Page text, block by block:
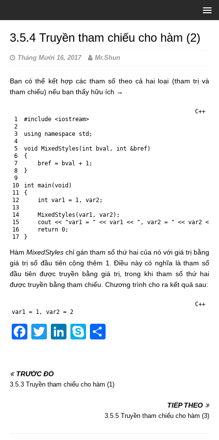
3.5.4 Truyền tham chiếu cho hàm (2)
Tháng Mười 16, 2017 Mr.Shun
Bạn có thể kết hợp các tham số theo cả hai loại (tham trị và
tham chiếu) nếu bạn thấy hữu ích →
C++
1
2
3
4
5
6
7
8
9
10
11
12
13
14
15
16
17
#include <iostream>
using namespace std ;
void MixedStyles ( int bval , int &bref)
{
bref = bval + 1;
}
int main(void )
{
int var1 = 1, var2;
MixedStyles (var1, var2) ;
cout << "var1 = " << var1 << ", var2 = " << var2 <<
return 0;
}
Hàm MixedStyles chỉ gán tham số thứ hai của nó với giá trị bằng
giá trị số đầu tiên cộng thêm 1. Điều này có nghĩa là tham số
đầu tiên được truyền bằng giá trị, trong khi tham số thứ hai
được truyền bằng tham chiếu. Chương trình cho ra kết quả sau:
C++
var1 = 1, var2 = 2
F
e
T
er
Li
e
S
p
e
TRƯỚC ĐÓ
3.5.3 Truyền tham chiếu cho hàm (1)
TIẾP THEO
3.5.5 Truyền tham chiếu cho hàm (3)